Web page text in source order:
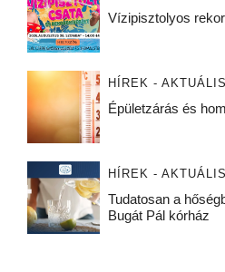
Vízipisztolyos
HÍREK - AKTUÁLIS
Épületzárás és
HÍREK - AKTUÁLIS
Tudatosan a
Bugát Pál kórház